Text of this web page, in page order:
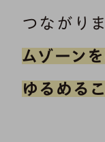
つながりま
ムゾーン
ゆるめる